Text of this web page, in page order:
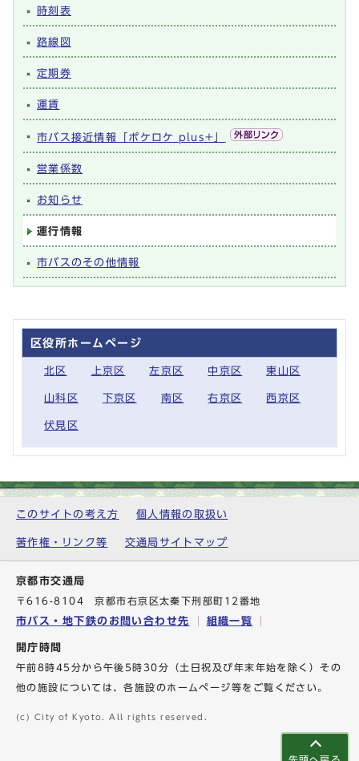
時刻表
路線図
定期券
運賃
市バス接近情報「ポケロケ plus+」
営業係数
お知らせ
運行情報
市バスのその他情報
区役所ホームページ
北区 上京区 左京区 中京区 東山区
山科区 下京区 南区 右京区 西京区
伏見区
このサイトの考え方 個人情報の取扱い
著作権・リンク等 交通局サイトマップ
京都市交通局
〒616-8104 京都市右京区太秦下刑部町12番地
市バス・地下鉄のお問い合わせ先 組織一覧
開庁時間
午前8時45分から午後5時30分（土日祝及び年末年始を除く）その
他の施設については、各施設のホームページ等をご覧ください。
(c) City of Kyoto. All rights reserved.